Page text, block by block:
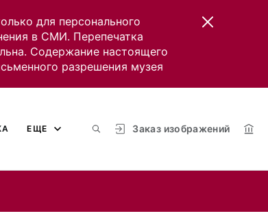
для персонального
в СМИ. Перепечатка
Содержание настоящего
разрешения музея
Заказ изображений
ЕЩЕ